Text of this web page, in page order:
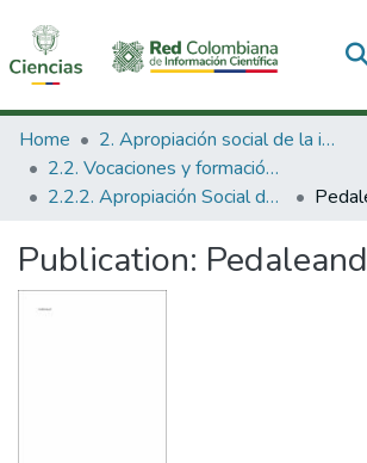
Communities & Collections
All of DSpace
Home
2. Apropiación social de la información en Ciencia Tecnología e Innovación
2.2. Vocaciones y formación de la CTeI
2.2.2. Apropiación Social del Conocimiento
Publication: